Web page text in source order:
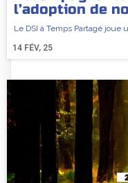
l’adoption de
14 FÉV, 25
Le DSI à Temps Partagé joue